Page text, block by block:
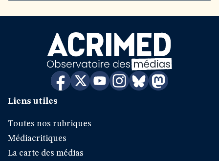
Liens utiles
Toutes nos rubriques
Médiacritiques
La carte des médias